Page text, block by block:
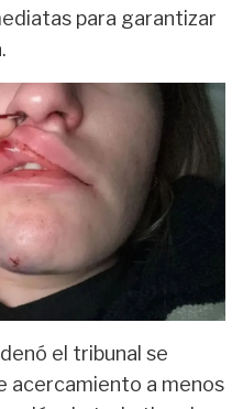
para garantizar
el tribunal se
acercamiento a menos